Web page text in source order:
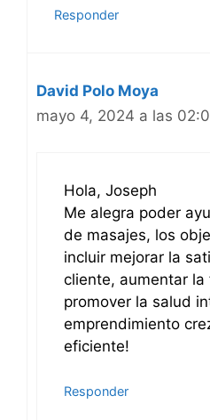
Responder
David Polo Moya
mayo 4, 2024 a las
Hola, Joseph
Me alegra poder
de masajes, los
incluir mejorar la
cliente, aumentar
promover la salud
emprendimiento
eficiente!
Responder